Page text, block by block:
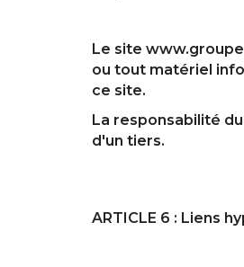
Le site
ou tout matériel
ce site.
La responsabilité
d'un tiers.
ARTICLE 6 : Liens